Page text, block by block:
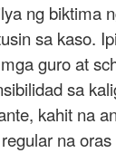
ng biktima
sa kaso.
guro at
sa
kahit na
na